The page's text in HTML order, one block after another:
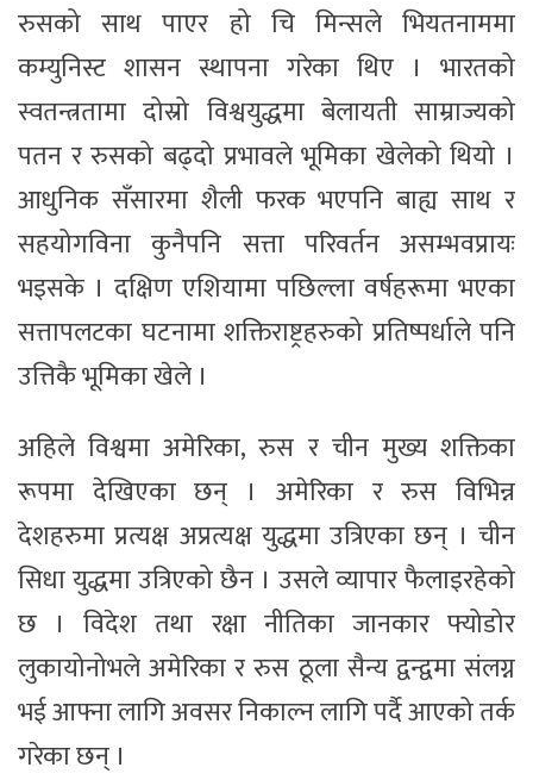
रुसको साथ पाएर हो चि मिन्सले भियतनाममा
कम्युनिस्ट शासन स्थापना गरेका थिए । भारतको
स्वतन्त्रतामा दोस्रो विश्वयुद्धमा बेलायती साम्राज्यको
पतन र रुसको बढ्दो प्रभावले भूमिका खेलेको थियो ।
आधुनिक सँसारमा शैली फरक भएपनि बाह्य साथ र
सहयोगविना कुनैपनि सत्ता परिवर्तन असम्भवप्रायः
भइसके । दक्षिण एशियामा पछिल्ला वर्षहरूमा भएका
सत्तापलटका घटनामा शक्तिराष्ट्रहरुको प्रतिष्पर्धाले पनि
उत्तिकै भूमिका खेले ।
अहिले विश्वमा अमेरिका, रुस र चीन मुख्य शक्तिका
रूपमा देखिएका छन् । अमेरिका र रुस विभिन्न
देशहरुमा प्रत्यक्ष अप्रत्यक्ष युद्धमा उत्रिएका छन् । चीन
सिधा युद्धमा उत्रिएको छैन । उसले व्यापार फैलाइरहेको
छ । विदेश तथा रक्षा नीतिका जानकार फ्योडोर
लुकायोनोभले अमेरिका र रुस ठूला सैन्य द्वन्द्वमा संलग्न
भई आफ्ना लागि अवसर निकाल्न लागि पर्दै आएको तर्क
गरेका छन् ।